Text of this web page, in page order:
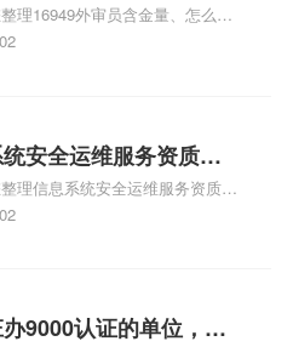
理16949外审员含金量、怎么才
的TS16949:2009的外审员、我
安全运维服务资质二
信息系统安全运维服
级
理信息系统安全运维服务资质认
有哪些、安全运维服务资质的费
识，详情可查看下方正文！
9000认证的单位，石